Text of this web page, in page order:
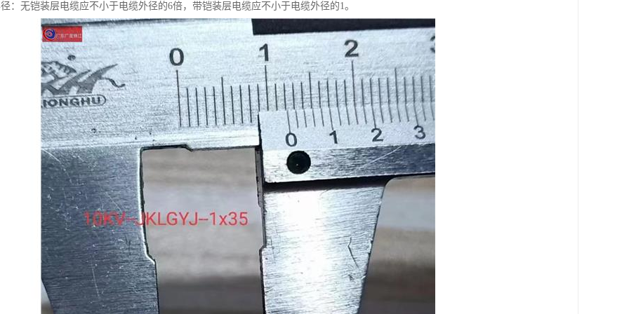
：无铠装层电缆应不小于电缆外径的6倍，带铠装层电缆应不小于电缆外径的1。